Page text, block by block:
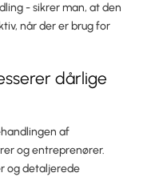
- sikrer man, at den
når der er brug for
dårlige
af
og entreprenører.
og detaljerede